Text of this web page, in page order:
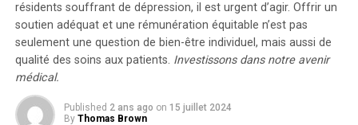
résidents souffrant de dépression, il est urgent d’agir. Offrir un
soutien adéquat et une rémunération équitable n’est pas
seulement une question de bien-être individuel, mais aussi de
qualité des soins aux patients. Investissons dans notre avenir
médical.
Published 2 ans ago on 15 juillet 2024
By Thomas Brown